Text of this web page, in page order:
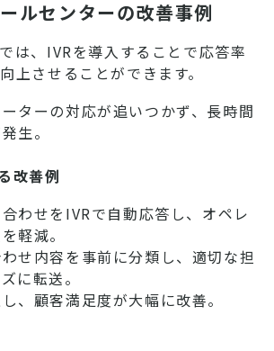
ルセンターの改善事例
は、IVRを導入することで応答率
上させることができます。
ターの対応が追いつかず、長時間
生。
改善例
わせをIVRで自動応答し、オペレ
軽減。
せ内容を事前に分類し、適切な担
に転送。
、顧客満足度が大幅に改善。